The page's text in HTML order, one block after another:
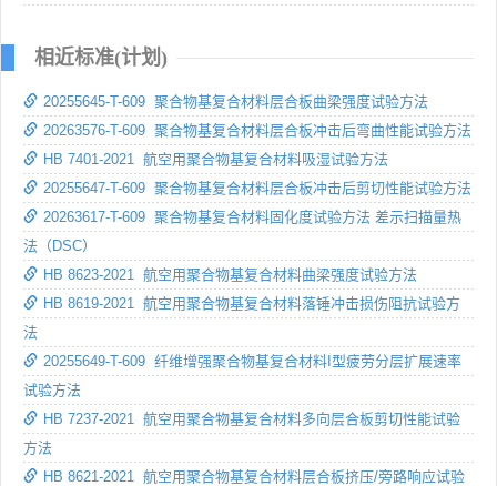
相近标准(计划)
20255645-T-609 聚合物基复合材料层合板曲梁强度试验方法
20263576-T-609 聚合物基复合材料层合板冲击后弯曲性能试验方法
HB 7401-2021 航空用聚合物基复合材料吸湿试验方法
20255647-T-609 聚合物基复合材料层合板冲击后剪切性能试验方法
20263617-T-609 聚合物基复合材料固化度试验方法 差示扫描量热
法（DSC）
HB 8623-2021 航空用聚合物基复合材料曲梁强度试验方法
HB 8619-2021 航空用聚合物基复合材料落锤冲击损伤阻抗试验方
法
20255649-T-609 纤维增强聚合物基复合材料I型疲劳分层扩展速率
试验方法
HB 7237-2021 航空用聚合物基复合材料多向层合板剪切性能试验
方法
HB 8621-2021 航空用聚合物基复合材料层合板挤压/旁路响应试验